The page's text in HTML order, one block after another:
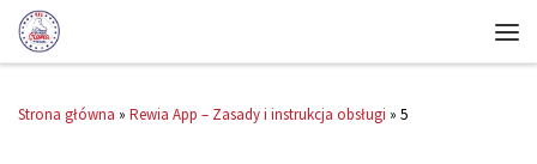
Strona główna » Rewia App – Zasady i instrukcja obsługi » 5